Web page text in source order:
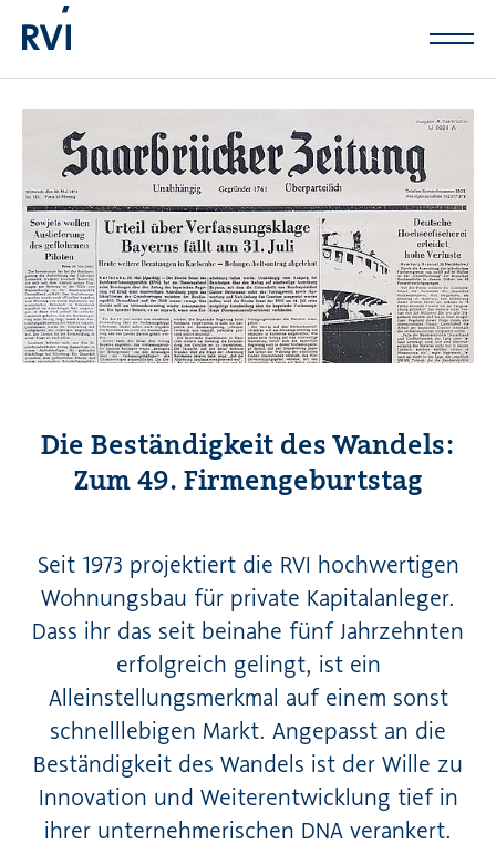
Die Beständigkeit des Wandels:
Zum 49. Firmengeburtstag
Seit 1973 projektiert die RVI hochwertigen
Wohnungsbau für private Kapitalanleger.
Dass ihr das seit beinahe fünf Jahrzehnten
erfolgreich gelingt, ist ein
Alleinstellungsmerkmal auf einem sonst
schnelllebigen Markt. Angepasst an die
Beständigkeit des Wandels ist der Wille zu
Innovation und Weiterentwicklung tief in
ihrer unternehmerischen DNA verankert.